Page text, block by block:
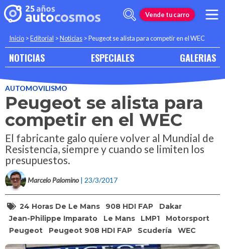
Vende tu carro
Inicio >Editorial >Noticias >Peugeot se alista para competir en el WEC
NOTICIAS ESPECIALES GALERIAS
AUTOMOVILISMO
Peugeot se alista para
competir en el WEC
El fabricante galo quiere volver al Mundial de
Resistencia, siempre y cuando se limiten los
presupuestos.
Marcelo Palomino | 23/3/2017
24 Horas De Le Mans 908 HDI FAP
Dakar
Jean-Philippe Imparato
Le Mans LMP1
Motorsport
Peugeot
Peugeot 908 HDI FAP Scudería WEC